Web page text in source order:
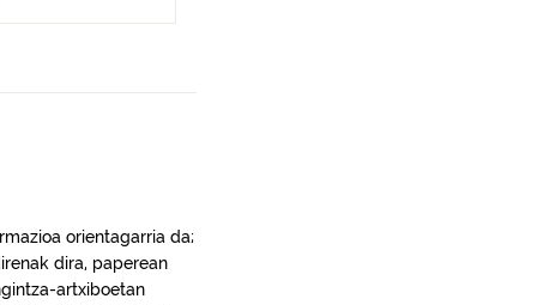
orientagarria da;
dira, paperean
artxiboetan